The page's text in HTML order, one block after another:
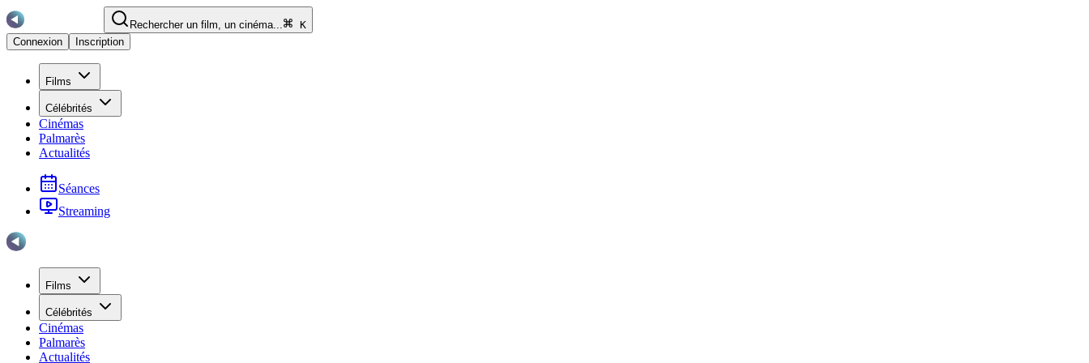
Rechercher un film, un cinéma...
K
Connexion
Inscription
Films
Célébrités
Cinémas
Palmarès
Actualités
Séances
Streaming
Films
Célébrités
Cinémas
Palmarès
Actualités